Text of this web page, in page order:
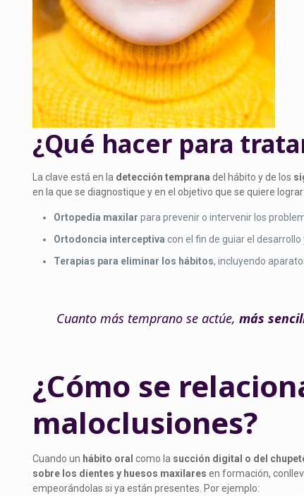
¿Qué hacer para
La clave está en la detección temprana del hábito y de los
en la que se diagnostique y en el objetivo que se quiere lograr:
Ortopedia maxilar para prevenir o intervenir los
Ortodoncia interceptiva con el fin de guiar el
Terapias para eliminar los hábitos, incluyendo
Cuanto más temprano se actúe,más
¿Cómo se
maloclusiones?
Cuando un hábito oral como la succión digital o del
sobre los dientes y huesos maxilares en formación,
empeorándolas si ya están presentes. Por ejemplo: